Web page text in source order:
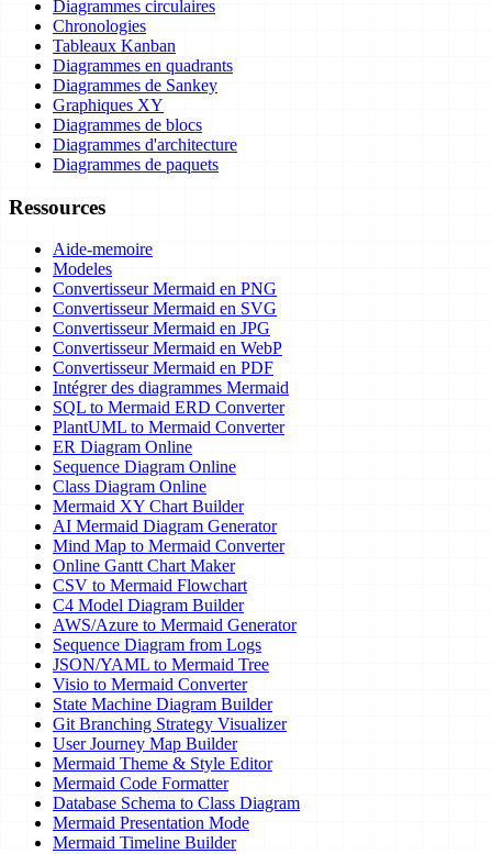
Diagrammes circulaires
Chronologies
Tableaux Kanban
Diagrammes en quadrants
Diagrammes de Sankey
Graphiques XY
Diagrammes de blocs
Diagrammes d'architecture
Diagrammes de paquets
Ressources
Aide-memoire
Modeles
Convertisseur Mermaid en PNG
Convertisseur Mermaid en SVG
Convertisseur Mermaid en JPG
Convertisseur Mermaid en WebP
Convertisseur Mermaid en PDF
Intégrer des diagrammes Mermaid
SQL to Mermaid ERD Converter
PlantUML to Mermaid Converter
ER Diagram Online
Sequence Diagram Online
Class Diagram Online
Mermaid XY Chart Builder
AI Mermaid Diagram Generator
Mind Map to Mermaid Converter
Online Gantt Chart Maker
CSV to Mermaid Flowchart
C4 Model Diagram Builder
AWS/Azure to Mermaid Generator
Sequence Diagram from Logs
JSON/YAML to Mermaid Tree
Visio to Mermaid Converter
State Machine Diagram Builder
Git Branching Strategy Visualizer
User Journey Map Builder
Mermaid Theme & Style Editor
Mermaid Code Formatter
Database Schema to Class Diagram
Mermaid Presentation Mode
Mermaid Timeline Builder